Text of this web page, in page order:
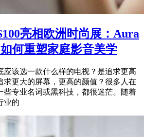
亮相欧洲时尚展：Aura
何重塑家庭影音美学
应该选一款什么样的电视？是追求更高
求更大的屏幕，更高的颜值？很多人在
些专业名词或黑科技，都很迷茫。随着
业的